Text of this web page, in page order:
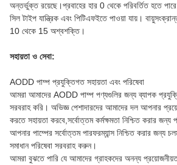
অন্তর্ভুক্ত রয়েছে।প্রবাহের হার 0 থেকে পরিবর্তিত হতে
সিল টাইপ যান্ত্রিক এবং পিটিএফইতে পাওয়া যায়।
10 থেকে 15 অশ্বশক্তি।
সহায়তা ও সেবা:
AODD পাম্প প্রযুক্তিগত সহায়তা এবং পরিষেবা
আমরা আমাদের AODD পাম্প পণ্যগুলির জন্য ব্যাপক
সরবরাহ করি। অভিজ্ঞ পেশাদারদের আমাদের দল আপনার
করতে সহায়তা করবে,সর্বোত্তম কর্মক্ষমতা নিশ্চিত করার জন্য
আপনার পাম্পের সর্বোত্তম পারফরম্যান্স নিশ্চিত করার জন্য
সমাধান পরিষেবা সরবরাহ করুন।
আমরা বুঝতে পারি যে আমাদের গ্রাহকদের অনন্য